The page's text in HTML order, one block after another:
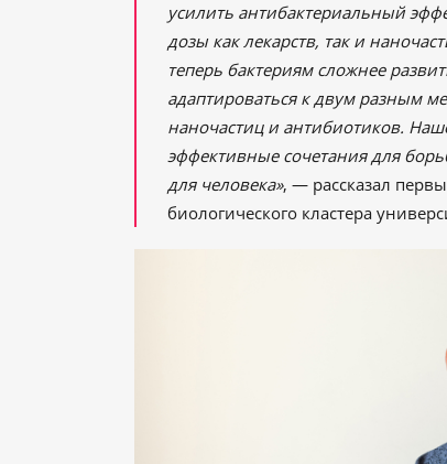
усилить антибактериальный
дозы как лекарств, так и
теперь бактериям сложнее
адаптироваться к двум разным
наночастиц и антибиотиков.
эффективные сочетания для
для человека», — рассказал
биологического кластера